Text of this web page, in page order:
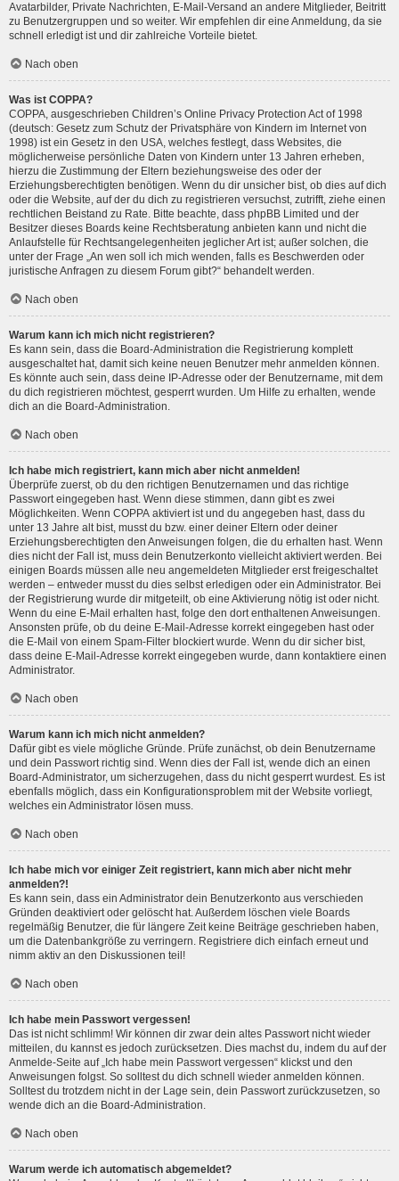
Avatarbilder, Private Nachrichten, E-Mail-Versand an andere Mitglieder, Beitritt
zu Benutzergruppen und so weiter. Wir empfehlen dir eine Anmeldung, da sie
schnell erledigt ist und dir zahlreiche Vorteile bietet.
Nach oben
Was ist COPPA?
COPPA, ausgeschrieben Children’s Online Privacy Protection Act of 1998
(deutsch: Gesetz zum Schutz der Privatsphäre von Kindern im Internet von
1998) ist ein Gesetz in den USA, welches festlegt, dass Websites, die
möglicherweise persönliche Daten von Kindern unter 13 Jahren erheben,
hierzu die Zustimmung der Eltern beziehungsweise des oder der
Erziehungsberechtigten benötigen. Wenn du dir unsicher bist, ob dies auf dich
oder die Website, auf der du dich zu registrieren versuchst, zutrifft, ziehe einen
rechtlichen Beistand zu Rate. Bitte beachte, dass phpBB Limited und der
Besitzer dieses Boards keine Rechtsberatung anbieten kann und nicht die
Anlaufstelle für Rechtsangelegenheiten jeglicher Art ist; außer solchen, die
unter der Frage „An wen soll ich mich wenden, falls es Beschwerden oder
juristische Anfragen zu diesem Forum gibt?“ behandelt werden.
Nach oben
Warum kann ich mich nicht registrieren?
Es kann sein, dass die Board-Administration die Registrierung komplett
ausgeschaltet hat, damit sich keine neuen Benutzer mehr anmelden können.
Es könnte auch sein, dass deine IP-Adresse oder der Benutzername, mit dem
du dich registrieren möchtest, gesperrt wurden. Um Hilfe zu erhalten, wende
dich an die Board-Administration.
Nach oben
Ich habe mich registriert, kann mich aber nicht anmelden!
Überprüfe zuerst, ob du den richtigen Benutzernamen und das richtige
Passwort eingegeben hast. Wenn diese stimmen, dann gibt es zwei
Möglichkeiten. Wenn COPPA aktiviert ist und du angegeben hast, dass du
unter 13 Jahre alt bist, musst du bzw. einer deiner Eltern oder deiner
Erziehungsberechtigten den Anweisungen folgen, die du erhalten hast. Wenn
dies nicht der Fall ist, muss dein Benutzerkonto vielleicht aktiviert werden. Bei
einigen Boards müssen alle neu angemeldeten Mitglieder erst freigeschaltet
werden – entweder musst du dies selbst erledigen oder ein Administrator. Bei
der Registrierung wurde dir mitgeteilt, ob eine Aktivierung nötig ist oder nicht.
Wenn du eine E-Mail erhalten hast, folge den dort enthaltenen Anweisungen.
Ansonsten prüfe, ob du deine E-Mail-Adresse korrekt eingegeben hast oder
die E-Mail von einem Spam-Filter blockiert wurde. Wenn du dir sicher bist,
dass deine E-Mail-Adresse korrekt eingegeben wurde, dann kontaktiere einen
Administrator.
Nach oben
Warum kann ich mich nicht anmelden?
Dafür gibt es viele mögliche Gründe. Prüfe zunächst, ob dein Benutzername
und dein Passwort richtig sind. Wenn dies der Fall ist, wende dich an einen
Board-Administrator, um sicherzugehen, dass du nicht gesperrt wurdest. Es ist
ebenfalls möglich, dass ein Konfigurationsproblem mit der Website vorliegt,
welches ein Administrator lösen muss.
Nach oben
Ich habe mich vor einiger Zeit registriert, kann mich aber nicht mehr
anmelden?!
Es kann sein, dass ein Administrator dein Benutzerkonto aus verschieden
Gründen deaktiviert oder gelöscht hat. Außerdem löschen viele Boards
regelmäßig Benutzer, die für längere Zeit keine Beiträge geschrieben haben,
um die Datenbankgröße zu verringern. Registriere dich einfach erneut und
nimm aktiv an den Diskussionen teil!
Nach oben
Ich habe mein Passwort vergessen!
Das ist nicht schlimm! Wir können dir zwar dein altes Passwort nicht wieder
mitteilen, du kannst es jedoch zurücksetzen. Dies machst du, indem du auf der
Anmelde-Seite auf „Ich habe mein Passwort vergessen“ klickst und den
Anweisungen folgst. So solltest du dich schnell wieder anmelden können.
Solltest du trotzdem nicht in der Lage sein, dein Passwort zurückzusetzen, so
wende dich an die Board-Administration.
Nach oben
Warum werde ich automatisch abgemeldet?